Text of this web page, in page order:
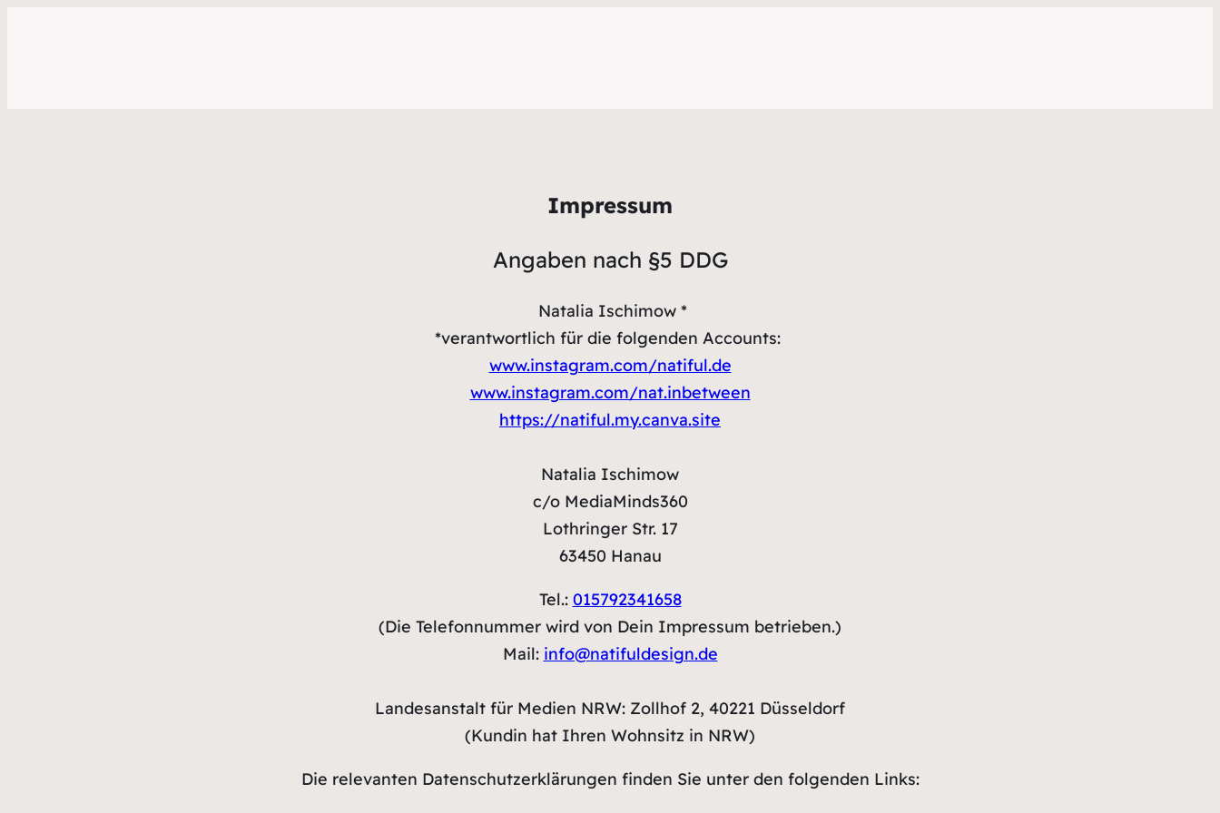
Impressum
Angaben nach §5 DDG
Natalia Ischimow *
*verantwortlich für die folgenden Accounts:
www.instagram.com/natiful.de
www.instagram.com/nat.inbetween
https://natiful.my.canva.site
Natalia Ischimow
c/o MediaMinds360
Lothringer Str. 17
63450 Hanau
Tel.: 015792341658
(Die Telefonnummer wird von Dein Impressum betrieben.)
Mail: info@natifuldesign.de
Landesanstalt für Medien NRW: Zollhof 2, 40221 Düsseldorf
(Kundin hat Ihren Wohnsitz in NRW)
Die relevanten Datenschutzerklärungen finden Sie unter den folgenden Links: